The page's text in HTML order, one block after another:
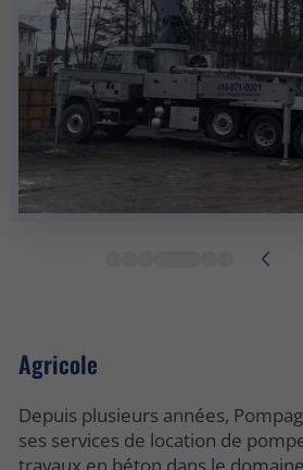
Agricole
Depuis plusieurs années,
ses services de location de